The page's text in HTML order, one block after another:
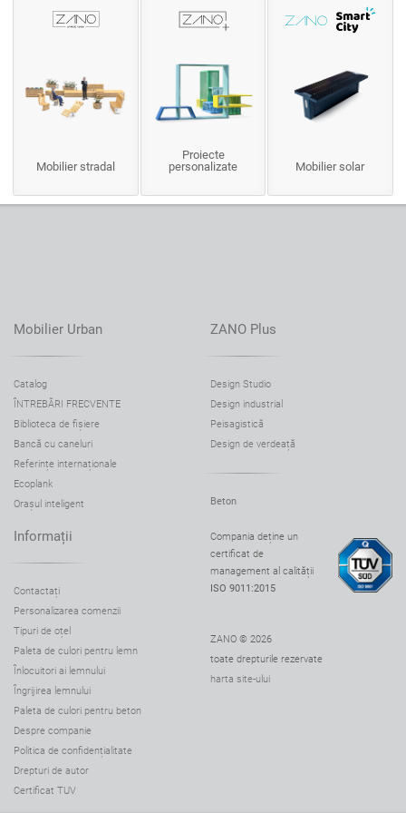
Mobilier stradal
Proiecte
personalizate
Mobilier solar
Mobilier Urban
Catalog
ÎNTREBĂRI FRECVENTE
Biblioteca de fișiere
Bancă cu caneluri
Referințe internaționale
Ecoplank
Orașul inteligent
ZANO Plus
Design Studio
Design industrial
Peisagistică
Design de verdeață
Beton
Informații
Contactați
Personalizarea comenzii
Tipuri de oțel
Paleta de culori pentru lemn
Înlocuitori ai lemnului
Îngrijirea lemnului
Paleta de culori pentru beton
Despre companie
Politica de confidențialitate
Drepturi de autor
Certificat TUV
Compania deține un
certificat de
management al calității
ISO 9011:2015
ZANO © 2026
toate drepturile rezervate
harta site-ului